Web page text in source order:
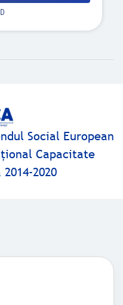
Social European
Capacitate
2020